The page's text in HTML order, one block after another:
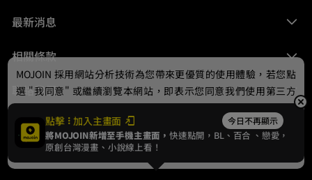
最新消息
相關條款
聯絡我們
© 2024 gamania Digital Entertainment Co., Ltd.
點擊 加入主畫面 今日不再顯示
將MOJOIN新增至手機主畫面，快速點開，BL、 百合 、戀愛，
原創台灣漫畫、小說線上看！
MOJOIN 採用網站分析技術為您帶來更優質的使用體驗，若您點
選 "我同意" 或繼續瀏覽本網站，即表示您同意我們使用第三方
Cookie，欲瞭解更多資訊請見隱私權政策。
我同意